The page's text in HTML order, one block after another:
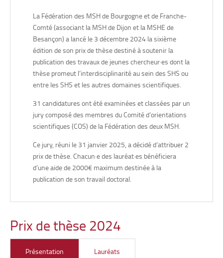
La Fédération des MSH de Bourgogne et de Franche-
Comté (associant la MSH de Dijon et la MSHE de
Besançon) a lancé le 3 décembre 2024 la sixième
édition de son prix de thèse destiné à soutenir la
publication des travaux de jeunes chercheur·es dont la
thèse promeut l’interdisciplinarité au sein des SHS ou
entre les SHS et les autres domaines scientifiques.
31 candidatures ont été examinées et classées par un
jury composé des membres du Comité d’orientations
scientifiques (COS) de la Fédération des deux MSH.
Ce jury, réuni le 31 janvier 2025, a décidé d’attribuer 2
prix de thèse. Chacun·e des lauréat·es bénéficiera
d’une aide de 2000€ maximum destinée à la
publication de son travail doctoral.
Fanny DROUOT,Laboratoire CPTC (UR 4178 – Université
Bourgogne Europe), pour sa thèse en littérature française,
intitulée «Interférences préhistoriennes dans
Prix de thèse 2024
Présentation Lauréats